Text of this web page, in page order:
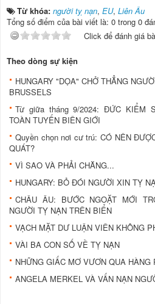
Từ khóa: người tỵ nạn, EU, Liên Âu
Tổng số điểm của bài viết là: 0 trong 0
Click để đánh giá
Theo dòng sự kiện
HUNGARY "DỌA" CHỞ THẲNG
BRUSSELS
Từ giữa tháng 9/2024: ĐỨC KIỂM
TOÀN TUYẾN BIÊN GIỚI
Quyền chọn nơi cư trú: CÓ NÊN
QUÁT?
VÌ SAO VÀ PHẢI CHĂNG...
HUNGARY: BỎ ĐÓI NGƯỜI XIN TỴ
CHÂU ÂU: BƯỚC NGOẶT MỚI
NGƯỜI TỴ NẠN TRÊN BIỂN
VẠCH MẶT DƯ LUẬN VIÊN KHÔNG
VÀI BA CON SỐ VỀ TỴ NẠN
NHỮNG GIẤC MƠ VƯƠN QUA HÀNG
ANGELA MERKEL VÀ VẤN NẠN